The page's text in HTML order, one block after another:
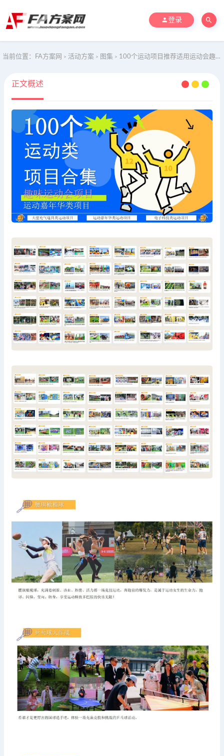
登录
当前位置： FA方案网 > 活动方案 > 图集 > 100个运动项目推荐适用运动会趣味项目运动生活节方案
正文概述